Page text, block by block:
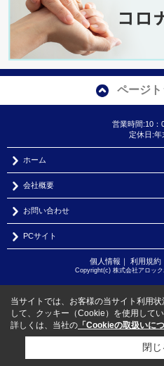
ページ
営業時間:10：
定休日:年
ホーム
会社概要
お問い合わせ
PCサイト
個人情報 利用規約
Copyright(c) 株式会社アロッ
当サイトでは、お客様の当サイト利用
して、クッキー（Cookie）を使用してい
詳しくは、当社の 「Cookieの取扱いに
閉じ